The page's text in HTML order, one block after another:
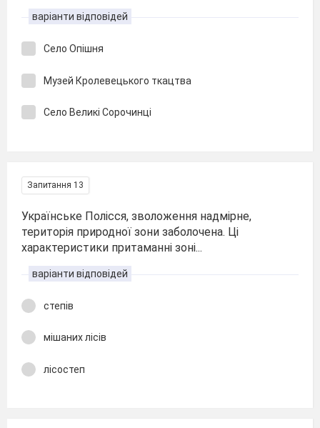
варіанти відповідей
Село Опішня
Музей Кролевецького ткацтва
Село Великі Сорочинці
Запитання 13
Українське Полісся, зволоження надмірне,
територія природної зони заболочена. Ці
характеристики притаманні зоні...
варіанти відповідей
степів
мішаних лісів
лісостеп